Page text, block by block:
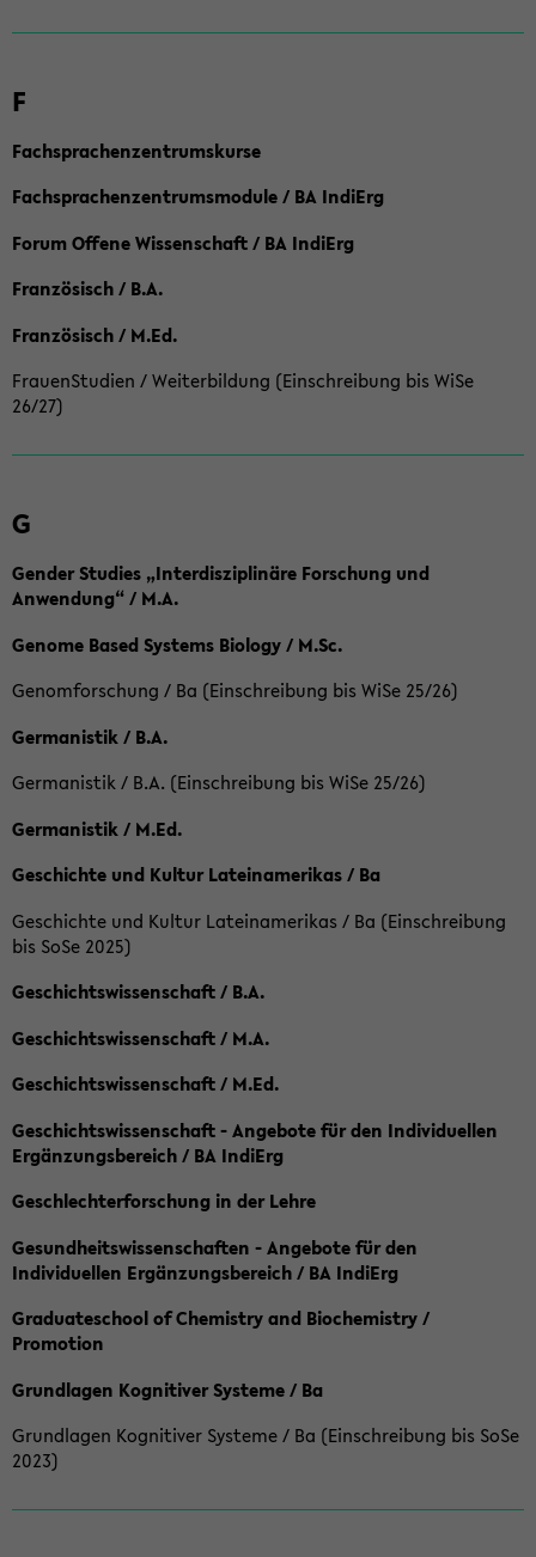
F
Fachsprachenzentrumskurse
Fachsprachenzentrumsmodule / BA IndiErg
Forum Offene Wissenschaft / BA IndiErg
Französisch / B.A.
Französisch / M.Ed.
FrauenStudien / Weiterbildung (Einschreibung bis WiSe
26/27)
G
Gender Studies „Interdisziplinäre Forschung und
Anwendung“ / M.A.
Genome Based Systems Biology / M.Sc.
Genomforschung / Ba (Einschreibung bis WiSe 25/26)
Germanistik / B.A.
Germanistik / B.A. (Einschreibung bis WiSe 25/26)
Germanistik / M.Ed.
Geschichte und Kultur Lateinamerikas / Ba
Geschichte und Kultur Lateinamerikas / Ba (Einschreibung
bis SoSe 2025)
Geschichtswissenschaft / B.A.
Geschichtswissenschaft / M.A.
Geschichtswissenschaft / M.Ed.
Geschichtswissenschaft - Angebote für den Individuellen
Ergänzungsbereich / BA IndiErg
Geschlechterforschung in der Lehre
Gesundheitswissenschaften - Angebote für den
Individuellen Ergänzungsbereich / BA IndiErg
Graduateschool of Chemistry and Biochemistry /
Promotion
Grundlagen Kognitiver Systeme / Ba
Grundlagen Kognitiver Systeme / Ba (Einschreibung bis SoSe
2023)